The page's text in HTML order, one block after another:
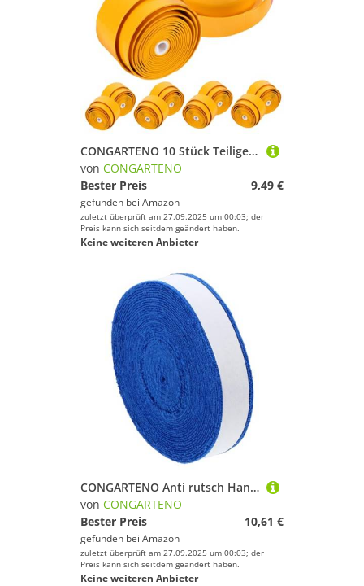
CONGARTENO 10 Stück Teiliges Griffband aus Pu Material Schweißabsorbierend und rutschfest Komfortabler Überzug für Tennis Badminton Squashschläger Leicht und Dehnbar für Sicheren Halt
von CONGARTENO
Bester Preis
9,49 €
gefunden bei Amazon
zuletzt überprüft am 27.09.2025 um 00:03; der
Preis kann sich seitdem geändert haben.
Keine weiteren Anbieter
CONGARTENO Anti rutsch Handgriffband Tennis und Badminton Overgrip Tape Saugfähiges Schweißband mit Elastischem Polyester Langlebiges Griffband für Outdoor sportgeräte Blau
von CONGARTENO
Bester Preis
10,61 €
gefunden bei Amazon
zuletzt überprüft am 27.09.2025 um 00:03; der
Preis kann sich seitdem geändert haben.
Keine weiteren Anbieter